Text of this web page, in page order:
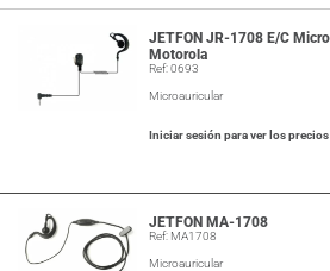
JETFON JR-1708 E/C
Motorola
Ref: 0693
Microauricular
Iniciar sesión para ver los precios
JETFON MA-1708
Ref: MA1708
Microauricular